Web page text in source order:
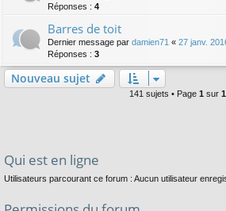
Réponses : 4
Barres de toit
Dernier message par damien71 « 27 janv.
Réponses : 3
Nouveau sujet
141 sujets • Page 1 sur 1
Qui est en ligne
Utilisateurs parcourant ce forum : Aucun utilisateur